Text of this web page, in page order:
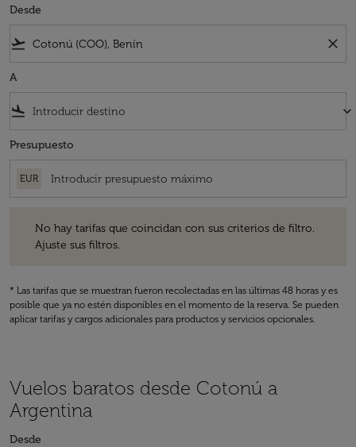
Desde
flight_takeoff close
A
flight_land keyboard_arrow_down
Presupuesto
EUR
No hay tarifas que coincidan con sus criterios de filtro.
Ajuste sus filtros.
* Las tarifas que se muestran fueron recolectadas en las últimas 48 horas y es
posible que ya no estén disponibles en el momento de la reserva. Se pueden
aplicar tarifas y cargos adicionales para productos y servicios opcionales.
Vuelos baratos desde Cotonú a
Argentina
Desde